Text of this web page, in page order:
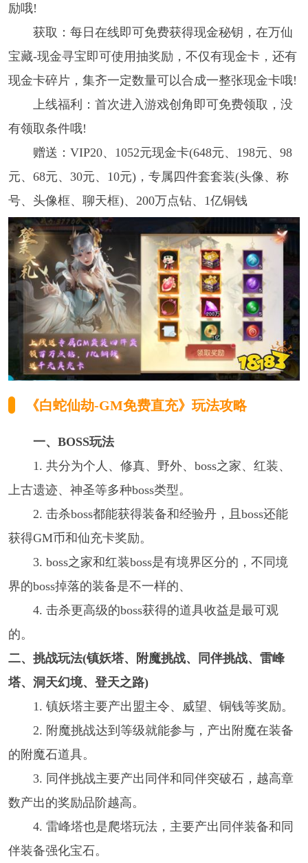
励哦!
获取：每日在线即可免费获得现金秘钥，在万仙
宝藏-现金寻宝即可使用抽奖励，不仅有现金卡，还有
现金卡碎片，集齐一定数量可以合成一整张现金卡哦!
上线福利：首次进入游戏创角即可免费领取，没
有领取条件哦!
赠送：VIP20、1052元现金卡(648元、198元、98
元、68元、30元、10元)，专属四件套套装(头像、称
号、头像框、聊天框)、200万点钻、1亿铜钱
《白蛇仙劫-GM免费直充》玩法攻略
一、BOSS玩法
1. 共分为个人、修真、野外、boss之家、红装、
上古遗迹、神圣等多种boss类型。
2. 击杀boss都能获得装备和经验丹，且boss还能
获得GM币和仙充卡奖励。
3. boss之家和红装boss是有境界区分的，不同境
界的boss掉落的装备是不一样的、
4. 击杀更高级的boss获得的道具收益是最可观
的。
二、挑战玩法(镇妖塔、附魔挑战、同伴挑战、雷峰
塔、洞天幻境、登天之路)
1. 镇妖塔主要产出盟主令、威望、铜钱等奖励。
2. 附魔挑战达到等级就能参与，产出附魔在装备
的附魔石道具。
3. 同伴挑战主要产出同伴和同伴突破石，越高章
数产出的奖励品阶越高。
4. 雷峰塔也是爬塔玩法，主要产出同伴装备和同
伴装备强化宝石。